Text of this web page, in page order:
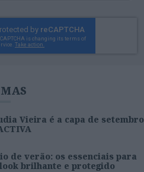
Vieira é a capa de setembro
de verão: os essenciais para
brilhante e protegido